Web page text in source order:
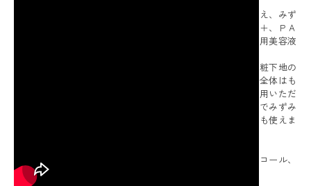
＜ペスカ＞より、日中用の美容液として、お肌に潤いを与え、みず
みずしい素肌へ導き、紫外線からお肌を守る、ＳＰＦ５０＋、ＰＡ
＋＋＋＋、ＵＶ耐水性★★の日焼け止め・化粧下地・日中用美容液
１本で化粧水、美容液、乳液、クリーム、日焼け止め、化粧下地の
６つの機能を担います。ブルーライトからお肌を保護。顔全体はも
ちろん、目元にも使用でき、首やデコルテから全身にご使用いただ
けます。被膜感や、ベタつきが感じにくく、軽いつけ心地でみずみ
ずしいテクスチャーにもこだわりました。メイクの上からも使えま
無香料※香りが無いということではありません、ノンアルコール、
タール系色素不使用